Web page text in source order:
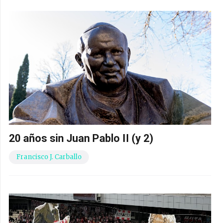
20 años sin Juan Pablo II (y 2)
Francisco J. Carballo